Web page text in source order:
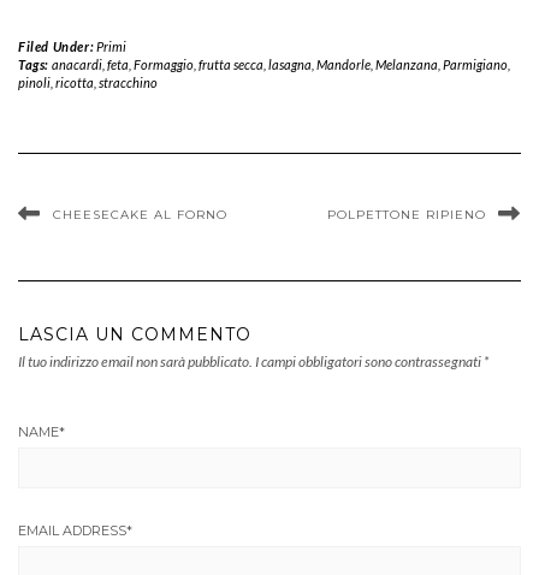
Filed Under:Primi
Tags: anacardi, feta Formaggio, frutta secca lasagna Mandorle, Melanzana Parmigiano,
pinoli ricotta stracchino
CHEESECAKE AL FORNO POLPETTONE RIPIENO
LASCIA UN COMMENTO
Il tuo indirizzo email non sarà pubblicato. I campi obbligatori sono contrassegnati *
NAME*
EMAIL ADDRESS*